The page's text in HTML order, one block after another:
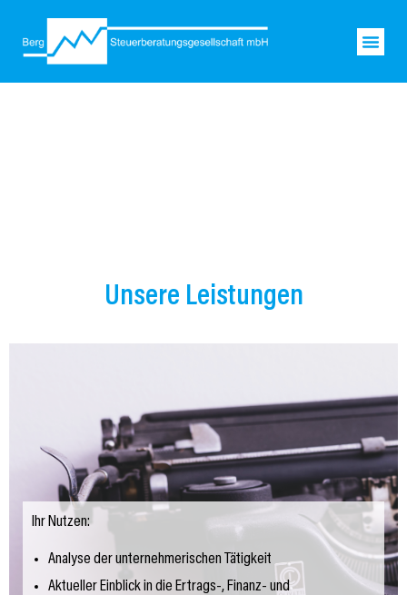
Unsere Leistungen
Ihr Nutzen:
Analyse der unternehmerischen Tätigkeit
Aktueller Einblick in die Ertrags-, Finanz- und